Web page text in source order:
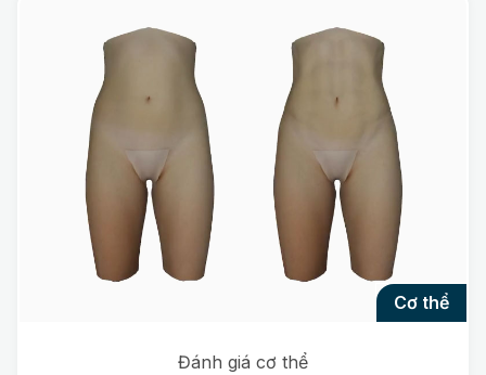
cơ thể
Đánh giá cơ thể